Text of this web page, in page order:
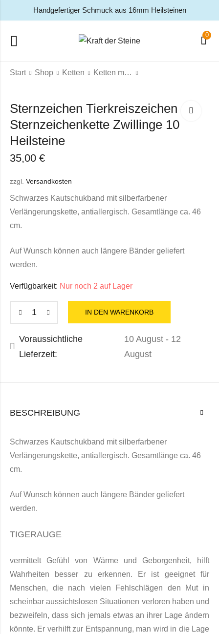
Handgefertiger Schmuck aus 16mm Heilsteinen
0
Start Shop Ketten Ketten mit 10 Heilsteinen
Sternzeichen Tierkreiszeichen
Sternzeichenkette Zwillinge 10
Heilsteine
35,00 €
zzgl. Versandkosten
Schwarzes Kautschukband mit silberfarbener
Verlängerungskette, antiallergisch. Gesamtlänge ca. 46
cm.
Auf Wunsch können auch längere Bänder geliefert
werden.
Verfügbarkeit: Nur noch 2 auf Lager
IN DEN WARENKORB
Voraussichtliche
Lieferzeit:
10 August - 12
August
BESCHREIBUNG
Schwarzes Kautschukband mit silberfarbener
Verlängerungskette, antiallergisch. Gesamtlänge ca. 46
cm.
Auf Wunsch können auch längere Bänder geliefert
werden.
TIGERAUGE
vermittelt Gefühl von Wärme und Geborgenheit, hilft
Wahrheiten besser zu erkennen. Er ist geeignet für
Menschen, die nach vielen Fehlschlägen den Mut in
scheinbar aussichtslosen Situationen verloren haben und
bezweifeln, dass sich jemals etwas an ihrer Lage ändern
könnte. Er verhilft zur Entspannung, man wird in die Lage